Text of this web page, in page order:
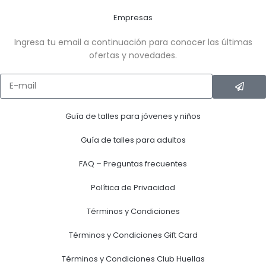
Empresas
Ingresa tu email a continuación para conocer las últimas
ofertas y novedades.
Guía de talles para jóvenes y niños
Guía de talles para adultos
FAQ – Preguntas frecuentes
Política de Privacidad
Términos y Condiciones
Términos y Condiciones Gift Card
Términos y Condiciones Club Huellas